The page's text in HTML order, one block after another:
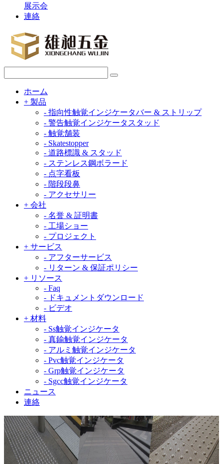
展示会
連絡
ホーム
+ 製品
- 指向性触覚インジケータバー & ストリップ
- 警告触覚インジケータスタッド
- 触覚舗装
- Skatestopper
- 道路標識 & スタッド
- ステンレス鋼ボラード
- 点字看板
- 階段段鼻
- アクセサリー
+ 会社
- 名誉 & 証明書
- 工場ショー
- プロジェクト
+ サービス
- アフターサービス
- リターン & 保証ポリシー
+ リソース
- Faq
- ドキュメントダウンロード
- ビデオ
+ 材料
- Ss触覚インジケータ
- 真鍮触覚インジケータ
- アルミ触覚インジケータ
- Pvc触覚インジケータ
- Grp触覚インジケータ
- Sgcc触覚インジケータ
ニュース
連絡